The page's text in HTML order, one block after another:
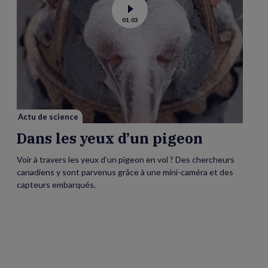
Voir
la
vidéo
01:03
Actu de science
Dans les yeux d’un pigeon
Voir à travers les yeux d’un pigeon en vol ? Des chercheurs
canadiens y sont parvenus grâce à une mini-caméra et des
capteurs embarqués.